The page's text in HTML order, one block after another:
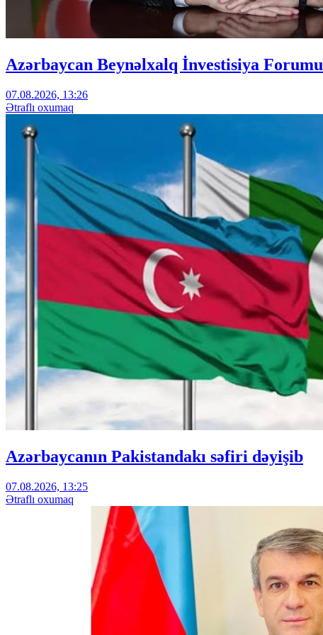
Azərbaycan Beynəlxalq İnvestisiya
07.08.2026, 13:26
Ətraflı oxumaq
Azərbaycanın Pakistandakı səfiri dəyişib
07.08.2026, 13:25
Ətraflı oxumaq